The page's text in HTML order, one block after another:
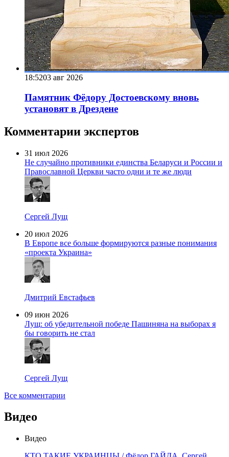
18:5203 авг 2026
Памятник Фёдору Достоевскому вновь
установят в Дрездене
Комментарии экспертов
31 июл 2026
Не случайно противники единства Беларуси и России и
Православной Церкви часто одни и те же люди
Сергей Лущ
20 июл 2026
В Европе все больше формируются разные понимания
«проекта Украина»
Дмитрий Евстафьев
09 июн 2026
Лущ: об убедительной победе Пашиняна на выборах я
бы говорить не стал
Сергей Лущ
Все комментарии
Видео
Видео